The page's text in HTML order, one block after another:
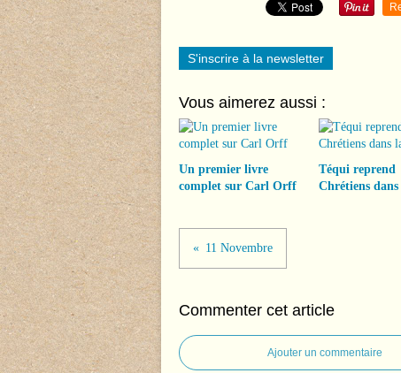
S'inscrire à la newsletter
Vous aimerez aussi :
Un premier livre
complet sur Carl Orff
Téqui reprend
Chrétiens
11 Novembre
Commenter cet article
Ajouter un commentaire